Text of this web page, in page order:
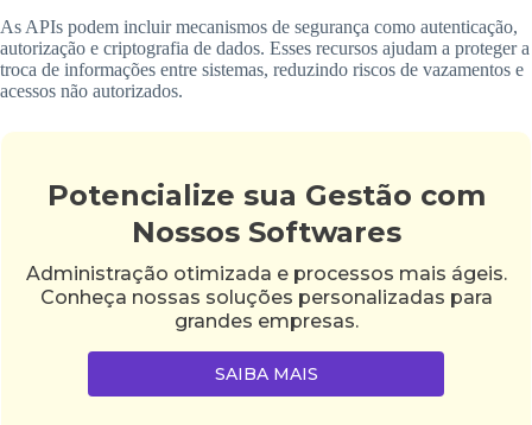
As APIs podem incluir mecanismos de segurança como autenticação,
autorização e criptografia de dados. Esses recursos ajudam a proteger a
troca de informações entre sistemas, reduzindo riscos de vazamentos e
acessos não autorizados.
Potencialize sua Gestão com
Nossos Softwares
Administração otimizada e processos mais ágeis.
Conheça nossas soluções personalizadas para
grandes empresas.
SAIBA MAIS